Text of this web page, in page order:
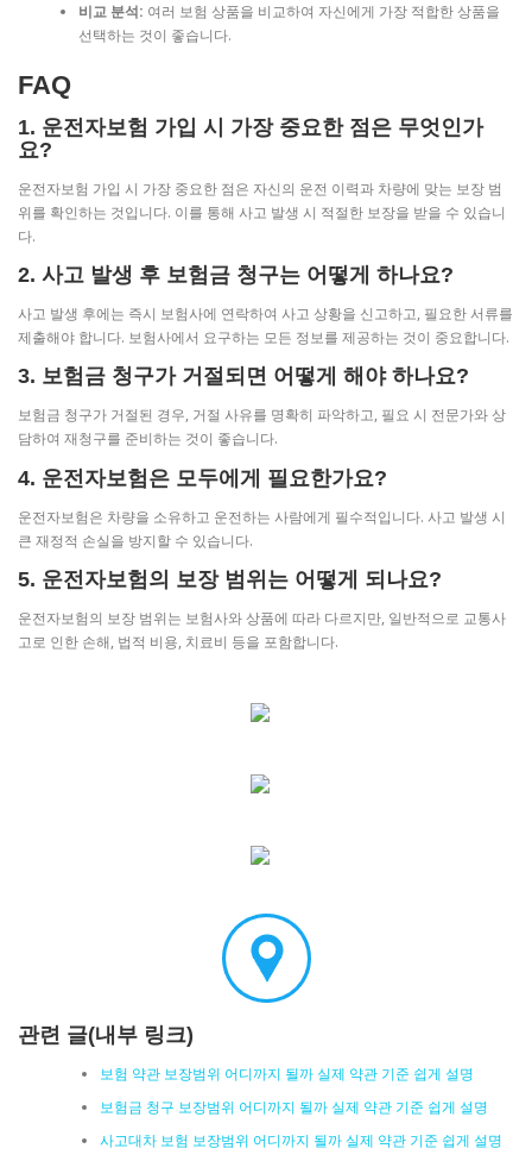
비교 분석: 여러 보험 상품을 비교하여 자신에게 가장 적합한 상품을
선택하는 것이 좋습니다.
FAQ
1. 운전자보험 가입 시 가장 중요한 점은 무엇인가
요?
운전자보험 가입 시 가장 중요한 점은 자신의 운전 이력과 차량에 맞는 보장 범
위를 확인하는 것입니다. 이를 통해 사고 발생 시 적절한 보장을 받을 수 있습니
다.
2. 사고 발생 후 보험금 청구는 어떻게 하나요?
사고 발생 후에는 즉시 보험사에 연락하여 사고 상황을 신고하고, 필요한 서류를
제출해야 합니다. 보험사에서 요구하는 모든 정보를 제공하는 것이 중요합니다.
3. 보험금 청구가 거절되면 어떻게 해야 하나요?
보험금 청구가 거절된 경우, 거절 사유를 명확히 파악하고, 필요 시 전문가와 상
담하여 재청구를 준비하는 것이 좋습니다.
4. 운전자보험은 모두에게 필요한가요?
운전자보험은 차량을 소유하고 운전하는 사람에게 필수적입니다. 사고 발생 시
큰 재정적 손실을 방지할 수 있습니다.
5. 운전자보험의 보장 범위는 어떻게 되나요?
운전자보험의 보장 범위는 보험사와 상품에 따라 다르지만, 일반적으로 교통사
고로 인한 손해, 법적 비용, 치료비 등을 포함합니다.
관련 글(내부 링크)
보험 약관 보장범위 어디까지 될까 실제 약관 기준 쉽게 설명
보험금 청구 보장범위 어디까지 될까 실제 약관 기준 쉽게 설명
사고대차 보험 보장범위 어디까지 될까 실제 약관 기준 쉽게 설명